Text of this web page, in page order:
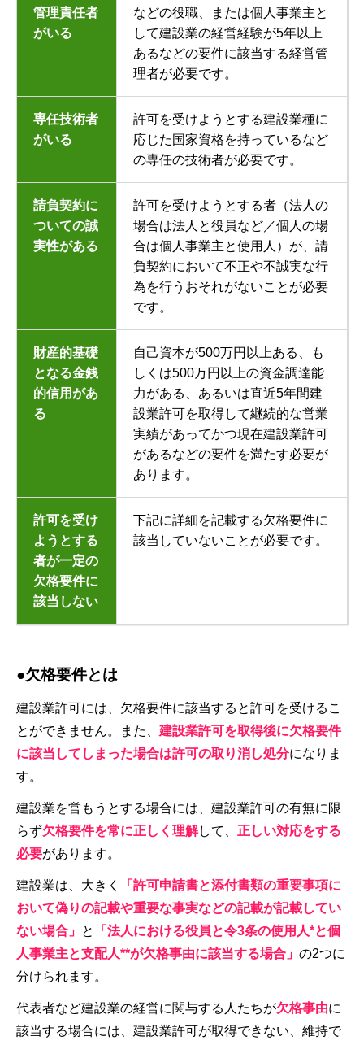
管理責任者
がいる
などの役職、または個人事業主と
して建設業の経営経験が5年以上
あるなどの要件に該当する経営管
理者が必要です。
専任技術者
がいる
許可を受けようとする建設業種に
応じた国家資格を持っているなど
の専任の技術者が必要です。
請負契約に
ついての誠
実性がある
許可を受けようとする者（法人の
場合は法人と役員など／個人の場
合は個人事業主と使用人）が、請
負契約において不正や不誠実な行
為を行うおそれがないことが必要
です。
財産的基礎
となる金銭
的信用があ
る
自己資本が500万円以上ある、も
しくは500万円以上の資金調達能
力がある、あるいは直近5年間建
設業許可を取得して継続的な営業
実績があってかつ現在建設業許可
があるなどの要件を満たす必要が
あります。
許可を受け
ようとする
者が一定の
欠格要件に
該当しない
下記に詳細を記載する欠格要件に
該当していないことが必要です。
●欠格要件とは
建設業許可には、欠格要件に該当すると許可を受けるこ
とができません。また、 建設業許可を取得後に欠格要件
に該当してしまった場合は許可の取り消し処分になりま
す。
建設業を営もうとする場合には、建設業許可の有無に限
らず欠格要件を常に正しく理解して、 正しい対応をする
必要があります。
建設業は、大きく
「許可申請書と添付書類の重要事項に
おいて偽りの記載や重要な事実などの記載が記載してい
ない場合」 と
「法人における役員と令3条の使用人*と個
人事業主と支配人**が欠格事由に該当する場合」 の2つに
分けられます。
代表者など建設業の経営に関与する人たちが欠格事由に
該当する場合には、建設業許可が取得できない、維持で